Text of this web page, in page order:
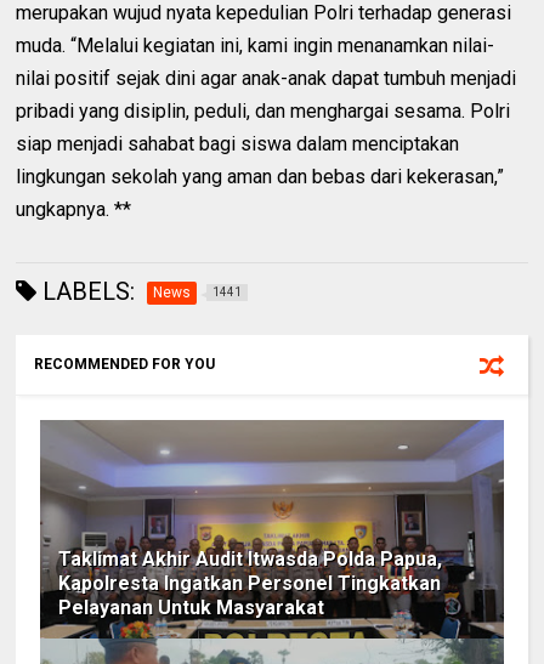
merupakan wujud nyata kepedulian Polri terhadap generasi
muda. “Melalui kegiatan ini, kami ingin menanamkan nilai-
nilai positif sejak dini agar anak-anak dapat tumbuh menjadi
pribadi yang disiplin, peduli, dan menghargai sesama. Polri
siap menjadi sahabat bagi siswa dalam menciptakan
lingkungan sekolah yang aman dan bebas dari kekerasan,”
ungkapnya. **
LABELS: News 1441
RECOMMENDED FOR YOU
Taklimat Akhir Audit Itwasda Polda Papua,
Kapolresta Ingatkan Personel Tingkatkan
Pelayanan Untuk Masyarakat